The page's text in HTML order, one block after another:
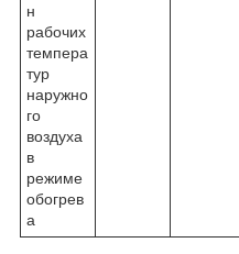
н
рабочих
темпера
тур
наружно
го
воздуха
в
режиме
обогрев
а